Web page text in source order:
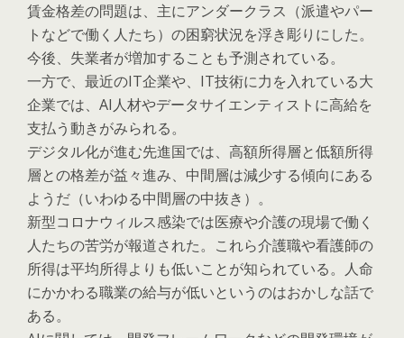
賃金格差の問題は、主にアンダークラス（派遣やパー
トなどで働く人たち）の困窮状況を浮き彫りにした。
今後、失業者が増加することも予測されている。
一方で、最近のIT企業や、IT技術に力を入れている大
企業では、AI人材やデータサイエンティストに高給を
支払う動きがみられる。
デジタル化が進む先進国では、高額所得層と低額所得
層との格差が益々進み、中間層は減少する傾向にある
ようだ（いわゆる中間層の中抜き）。
新型コロナウィルス感染では医療や介護の現場で働く
人たちの苦労が報道された。これら介護職や看護師の
所得は平均所得よりも低いことが知られている。人命
にかかわる職業の給与が低いというのはおかしな話で
ある。